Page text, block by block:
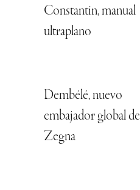
Constantin, manual
ultraplano
Dembélé, nuevo
embajador global de
Zegna